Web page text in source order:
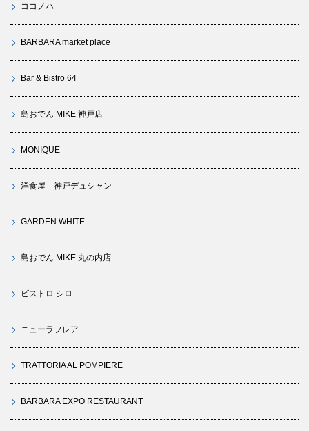
ココノハ
BARBARA market place
Bar & Bistro 64
島おでん MIKE 神戸店
MONIQUE
洋食屋 神戸デュシャン
GARDEN WHITE
島おでん MIKE 丸の内店
ビストロ シロ
ニューラフレア
TRATTORIA AL POMPIERE
BARBARA EXPO RESTAURANT